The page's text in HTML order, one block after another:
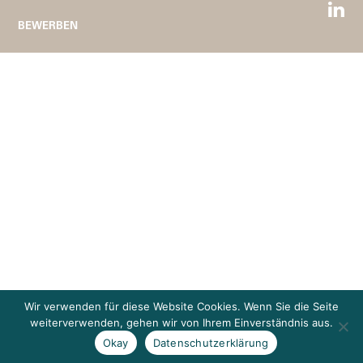
BEWERBEN
Wir verwenden für diese Website Cookies. Wenn Sie die Seite
weiterverwenden, gehen wir von Ihrem Einverständnis aus.
Okay
Datenschutzerklärung